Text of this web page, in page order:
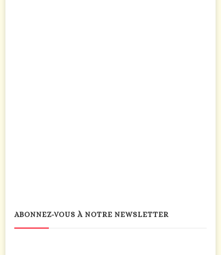
ABONNEZ-VOUS À NOTRE NEWSLETTER